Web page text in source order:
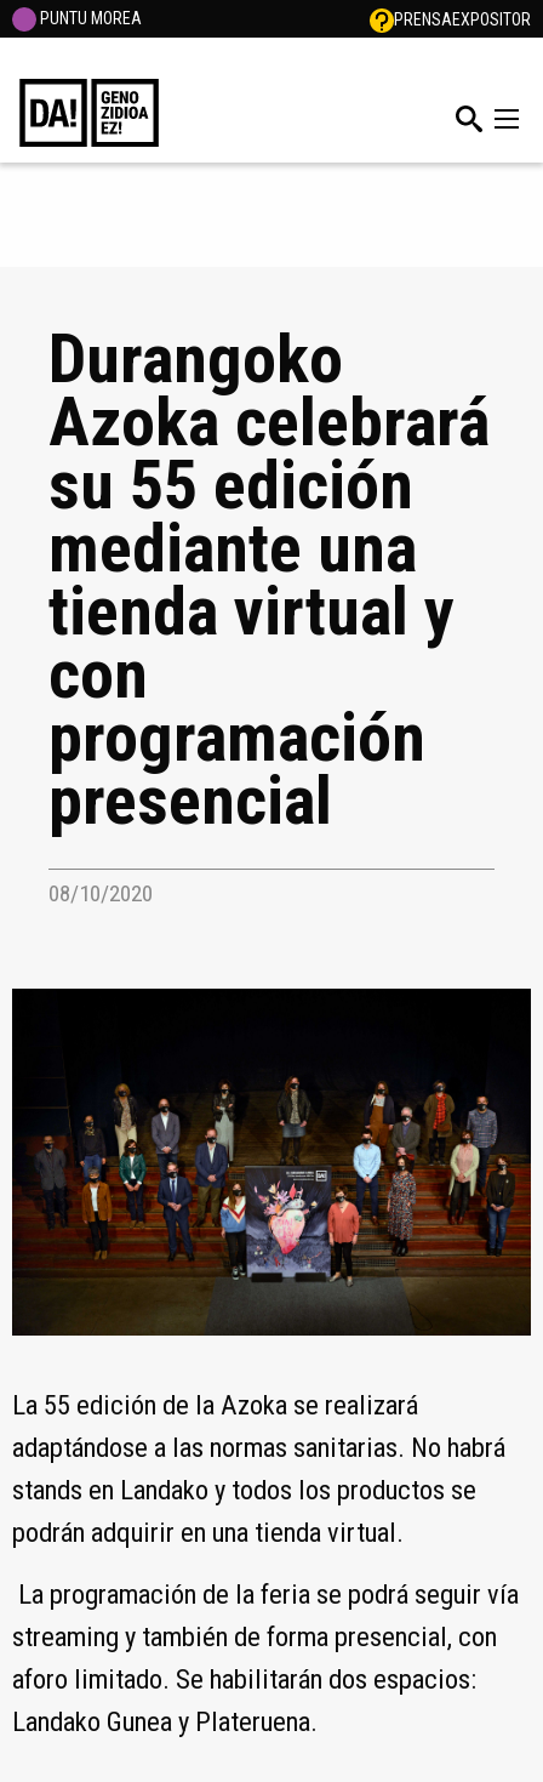
PUNTU MOREA PRENSAEXPOSITOR
Durangoko
Azoka celebrará
su 55 edición
mediante una
tienda virtual y
con
programación
presencial
08/10/2020
La 55 edición de la Azoka se realizará
adaptándose a las normas sanitarias. No habrá
stands en Landako y todos los productos se
podrán adquirir en una tienda virtual.
La programación de la feria se podrá seguir vía
streaming y también de forma presencial, con
aforo limitado. Se habilitarán dos espacios:
Landako Gunea y Plateruena.